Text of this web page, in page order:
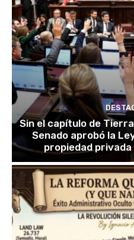
Sin el capítulo de
Senado aprobó la
propiedad privada